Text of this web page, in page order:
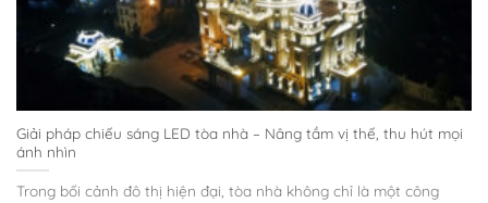
Giải pháp chiếu sáng LED tòa nhà – Nâng tầm vị thế, thu hút mọi
ánh nhìn
Trong bối cảnh đô thị hiện đại, tòa nhà không chỉ là một công